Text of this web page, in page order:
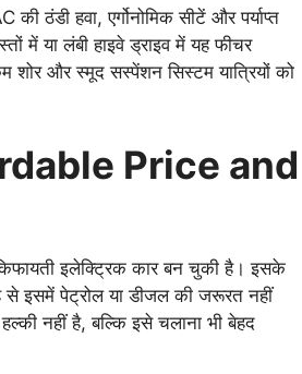
ठंडी हवा, एर्गोनोमिक सीटें और पर्याप्त
में या लंबी हाइवे ड्राइव में यह फीचर
और स्मूद सस्पेंशन सिस्टम यात्रियों को
Price and
इलेक्ट्रिक कार बन चुकी है। इसके
इसमें पेट्रोल या डीजल की जरूरत नहीं
नहीं है, बल्कि इसे चलाना भी बेहद